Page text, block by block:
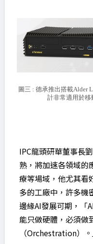
圖三 : 德承推出搭載Alder
計非常適用於移
IPC龍頭研華董事長
熟，將加速各領域的
療等場域，他尤其看
多的工廠中，許多機
邊緣AI發展可期，「
能只做硬體，必須做
（Orchestration）。